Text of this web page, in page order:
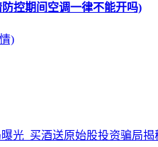
控期间空调一律不能开吗)